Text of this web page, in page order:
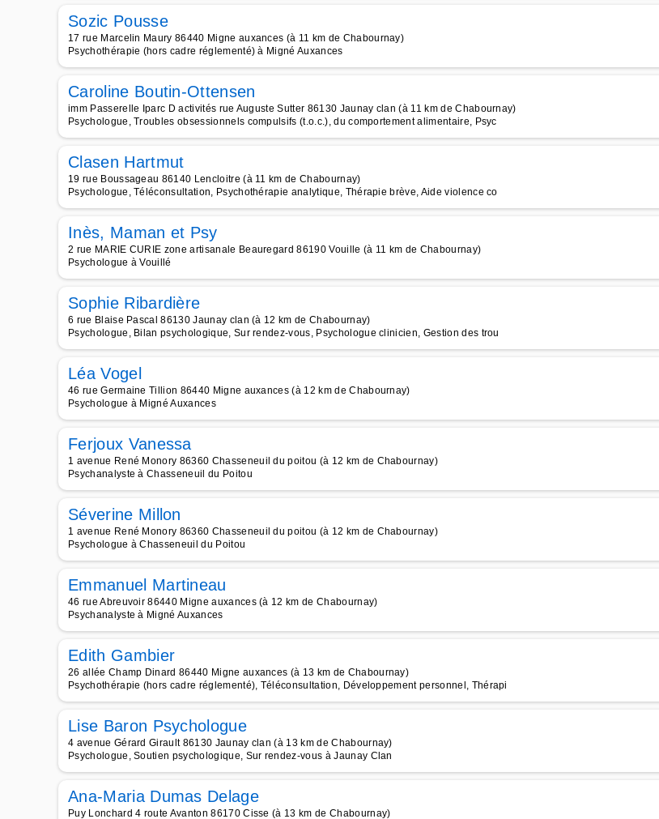
Sozic Pousse
17 rue Marcelin Maury 86440 Migne auxances (à 11 km de Chabournay)
Psychothérapie (hors cadre réglementé) à Migné Auxances
Caroline Boutin-Ottensen
imm Passerelle Iparc D activités rue Auguste Sutter 86130 Jaunay clan (à 11 km de Chabournay)
Psychologue, Troubles obsessionnels compulsifs (t.o.c.), du comportement alimentaire, Psyc
Clasen Hartmut
19 rue Boussageau 86140 Lencloitre (à 11 km de Chabournay)
Psychologue, Téléconsultation, Psychothérapie analytique, Thérapie brève, Aide violence co
Inès, Maman et Psy
2 rue MARIE CURIE zone artisanale Beauregard 86190 Vouille (à 11 km de Chabournay)
Psychologue à Vouillé
Sophie Ribardière
6 rue Blaise Pascal 86130 Jaunay clan (à 12 km de Chabournay)
Psychologue, Bilan psychologique, Sur rendez-vous, Psychologue clinicien, Gestion des trou
Léa Vogel
46 rue Germaine Tillion 86440 Migne auxances (à 12 km de Chabournay)
Psychologue à Migné Auxances
Ferjoux Vanessa
1 avenue René Monory 86360 Chasseneuil du poitou (à 12 km de Chabournay)
Psychanalyste à Chasseneuil du Poitou
Séverine Millon
1 avenue René Monory 86360 Chasseneuil du poitou (à 12 km de Chabournay)
Psychologue à Chasseneuil du Poitou
Emmanuel Martineau
46 rue Abreuvoir 86440 Migne auxances (à 12 km de Chabournay)
Psychanalyste à Migné Auxances
Edith Gambier
26 allée Champ Dinard 86440 Migne auxances (à 13 km de Chabournay)
Psychothérapie (hors cadre réglementé), Téléconsultation, Développement personnel, Thérapi
Lise Baron Psychologue
4 avenue Gérard Girault 86130 Jaunay clan (à 13 km de Chabournay)
Psychologue, Soutien psychologique, Sur rendez-vous à Jaunay Clan
Ana-Maria Dumas Delage
Puy Lonchard 4 route Avanton 86170 Cisse (à 13 km de Chabournay)